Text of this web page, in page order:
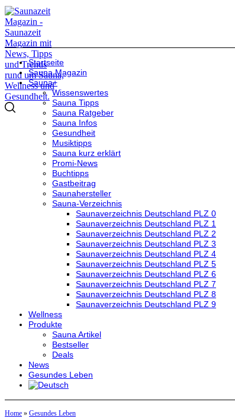
Startseite
Sauna Magazin
Sauna+
Wissenswertes
Sauna Tipps
Sauna Ratgeber
Sauna Infos
Gesundheit
Musiktipps
Sauna kurz erklärt
Promi-News
Buchtipps
Gastbeitrag
Saunahersteller
Sauna-Verzeichnis
Saunaverzeichnis Deutschland PLZ 0
Saunaverzeichnis Deutschland PLZ 1
Saunaverzeichnis Deutschland PLZ 2
Saunaverzeichnis Deutschland PLZ 3
Saunaverzeichnis Deutschland PLZ 4
Saunaverzeichnis Deutschland PLZ 5
Saunaverzeichnis Deutschland PLZ 6
Saunaverzeichnis Deutschland PLZ 7
Saunaverzeichnis Deutschland PLZ 8
Saunaverzeichnis Deutschland PLZ 9
Wellness
Produkte
Sauna Artikel
Bestseller
Deals
News
Gesundes Leben
Home » Gesundes Leben